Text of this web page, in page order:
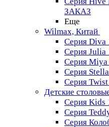
ЗАКАЗ
Еще
Wilmax, Китай
Серия Diva
Серия Julia
Серия
Серия
Серия
Детские
Серия Kids
Серия
Серия